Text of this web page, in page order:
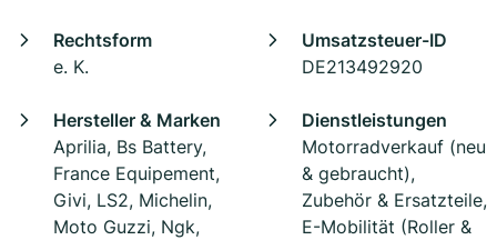
Rechtsform
e. K.
Umsatzsteuer-ID
DE213492920
Hersteller & Marken
Aprilia, Bs Battery,
France Equipement,
Givi, LS2, Michelin,
Moto Guzzi, Ngk,
Dienstleistungen
Motorradverkauf (neu
& gebraucht),
Zubehör & Ersatzteile,
E-Mobilität (Roller &